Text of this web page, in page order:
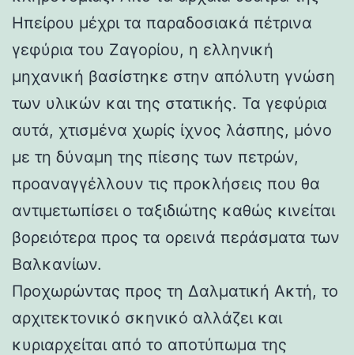
Ηπείρου μέχρι τα παραδοσιακά πέτρινα
γεφύρια του Ζαγορίου, η ελληνική
μηχανική βασίστηκε στην απόλυτη γνώση
των υλικών και της στατικής. Τα γεφύρια
αυτά, χτισμένα χωρίς ίχνος λάσπης, μόνο
με τη δύναμη της πίεσης των πετρών,
προαναγγέλλουν τις προκλήσεις που θα
αντιμετωπίσει ο ταξιδιώτης καθώς κινείται
βορειότερα προς τα ορεινά περάσματα των
Βαλκανίων.
Προχωρώντας προς τη Δαλματική Ακτή, το
αρχιτεκτονικό σκηνικό αλλάζει και
κυριαρχείται από το αποτύπωμα της